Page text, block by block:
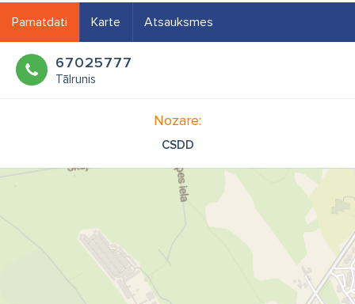
Pamatdati Karte Atsauksmes
67025777
Tālrunis
Nozare:
CSDD